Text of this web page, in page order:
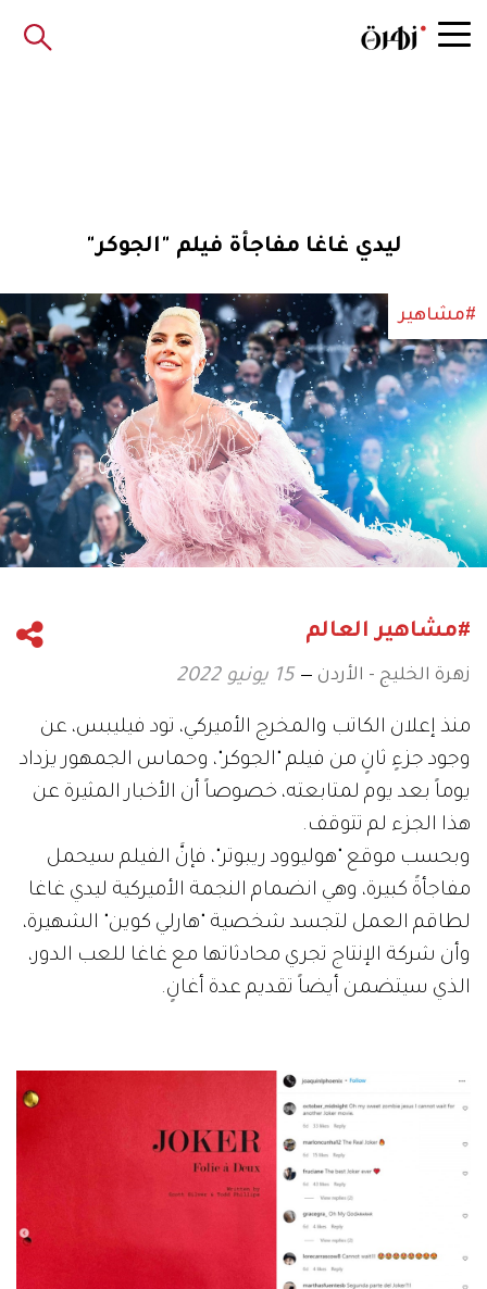
ليدي غاغا مفاجأة فيلم "الجوكر"
#مشاهير
#مشاهير العالم
زهرة الخليج - الأردن 15 يونيو 2022
منذ إعلان الكاتب والمخرج الأميركي، تود فيليبس، عن
وجود جزءٍ ثانٍ من فيلم "الجوكر"، وحماس الجمهور يزداد
يوماً بعد يوم لمتابعته، خصوصاً أن الأخبار المثيرة عن
هذا الجزء لم تتوقف.
وبحسب موقع "هوليوود ريبوتر"، فإنَّ الفيلم سيحمل
مفاجأةً كبيرة، وهي انضمام النجمة الأميركية ليدي غاغا
لطاقم العمل لتجسد شخصية "هارلي كوين" الشهيرة،
وأن شركة الإنتاج تجري محادثاتها مع غاغا للعب الدور،
الذي سيتضمن أيضاً تقديم عدة أغانٍ.